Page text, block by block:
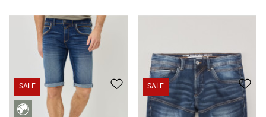
Jeans-Bermuda, dekorative Nähte 39,99 € 29,99 €
SALE SALE